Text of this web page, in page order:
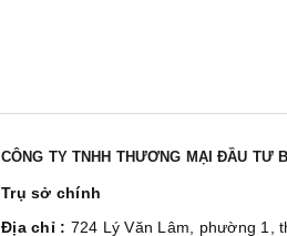
CÔNG TY TNHH THƯƠNG MẠI ĐẦU TƯ
Trụ sở chính
Địa chỉ : 724 Lý Văn Lâm, phường 1,